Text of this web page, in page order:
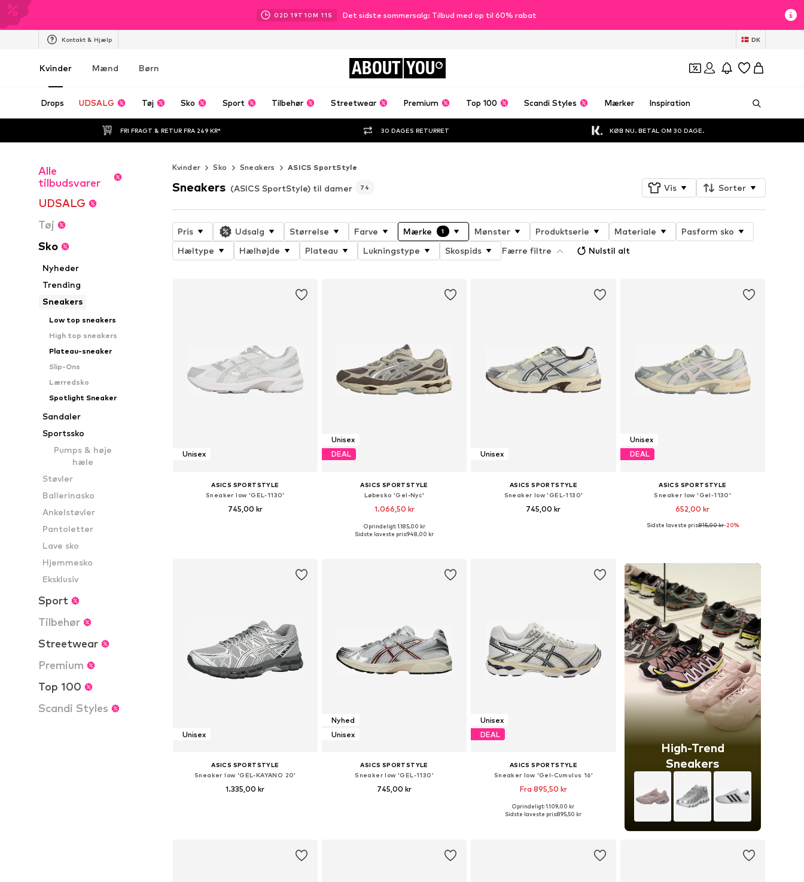
02D 19T 10M 09S Det sidste sommersalg: Tilbud med op til 60% rabat
Kontakt & Hjælp DK
Kvinder Mænd Børn ABOUT YOU
Drops UDSALG Tøj Sko Sport Tilbehør Streetwear Premium Top 100 Scandi Styles Mærker Inspiration
FRI FRAGT & RETUR FRA 249 KR* 30 DAGES RETURRET KØB NU. BETAL OM 30 DAGE.
Alle
tilbudsvarer
UDSALG
Tøj
Sko
Nyheder
Trending
Sneakers
Low top sneakers
High top sneakers
Plateau-sneaker
Slip-Ons
Lærredsko
Spotlight Sneaker
Sandaler
Sportssko
Pumps & høje
hæle
Støvler
Ballerinasko
Ankelstøvler
Pantoletter
Lave sko
Hjemmesko
Eksklusiv
Sport
Tilbehør
Streetwear
Premium
Top 100
Scandi Styles
Kvinder Sko Sneakers ASICS SportStyle
Sneakers (ASICS SportStyle) til damer 74 Vis Sorter
Pris Udsalg Størrelse Farve Mærke 1 Mønster Produktserie Materiale
Pasform sko
Hæltype
Hælhøjde Plateau Lukningstype Skospids Færre filtre Nulstil alt
Unisex
ASICS SPORTSTYLE
Sneaker low 'GEL-1130'
745,00 kr
Unisex
DEAL
ASICS SPORTSTYLE
Løbesko 'Gel-Nyc'
1.066,50 kr
Fås i mange størrelser
Oprindeligt: 1.185,00 kr
Sidste laveste pris:948,00 kr
Unisex
ASICS SPORTSTYLE
Sneaker low 'GEL-1130'
745,00 kr
Unisex
DEAL
ASICS SPORTSTYLE
Sneaker low 'Gel-1130'
652,00 kr
Fås i mange størrelser
Sidste laveste pris:815,00 kr-20%
Unisex
ASICS SPORTSTYLE
Sneaker low 'GEL-KAYANO 20'
1.335,00 kr
Nyhed
Unisex
ASICS SPORTSTYLE
Sneaker low 'GEL-1130'
745,00 kr
Unisex
DEAL
ASICS SPORTSTYLE
Sneaker low 'Gel-Cumulus 16'
Fra 895,50 kr
+1
Fås i mange størrelser
Oprindeligt: 1.109,00 kr
Sidste laveste pris:895,50 kr
High-Trend
Sneakers